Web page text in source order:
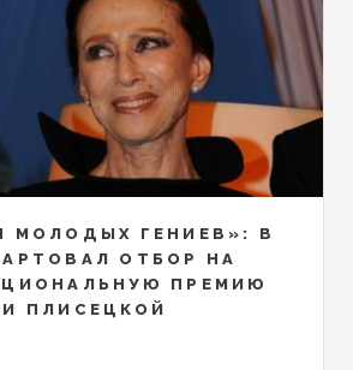
МОЛОДЫХ ГЕНИЕВ»: В
ОТБОР НА
ПРЕМИЮ
ПЛИСЕЦКОЙ